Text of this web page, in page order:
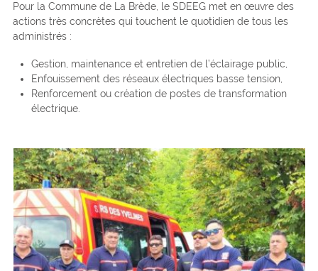
Pour la Commune de La Brède, le SDEEG met en œuvre des
actions très concrètes qui touchent le quotidien de tous les
administrés :
Gestion, maintenance et entretien de l’éclairage public,
Enfouissement des réseaux électriques basse tension,
Renforcement ou création de postes de transformation
électrique.